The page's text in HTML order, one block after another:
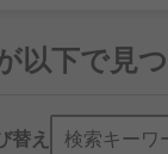
のが全て含まれ
以下で見
替え 検索キーワ